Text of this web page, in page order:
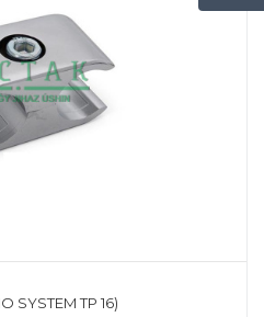
SYSTEM TP 16)